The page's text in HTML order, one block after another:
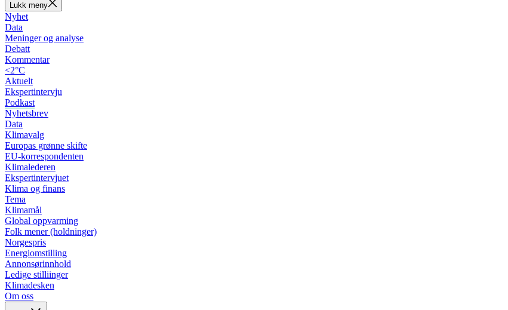
Lukk meny
Nyhet
Data
Meninger og analyse
Debatt
Kommentar
<2°C
Aktuelt
Ekspertintervju
Podkast
Nyhetsbrev
Data
Klimavalg
Europas grønne skifte
EU-korrespondenten
Klimalederen
Ekspertintervjuet
Klima og finans
Tema
Klimamål
Global oppvarming
Folk mener (holdninger)
Norgespris
Energiomstilling
Annonsørinnhold
Ledige stilliinger
Klimadesken
Om oss